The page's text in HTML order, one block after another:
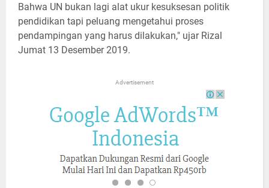
Bahwa UN bukan lagi alat ukur kesuksesan politik
pendidikan tapi peluang mengetahui proses
pendampingan yang harus dilakukan," ujar Rizal
Jumat 13 Desember 2019.
Advertisement